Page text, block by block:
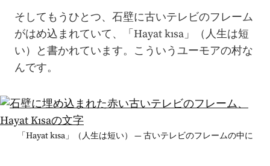
そしてもうひとつ、石壁に古いテレビのフレーム
がはめ込まれていて、「Hayat kısa」（人生は短
い）と書かれています。こういうユーモアの村な
んです。
「Hayat kısa」（人生は短い） — 古いテレビのフレームの中に